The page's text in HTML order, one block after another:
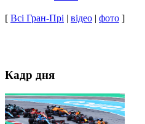
[ Всі Гран-Прі | відео | фото ]
Кадр дня